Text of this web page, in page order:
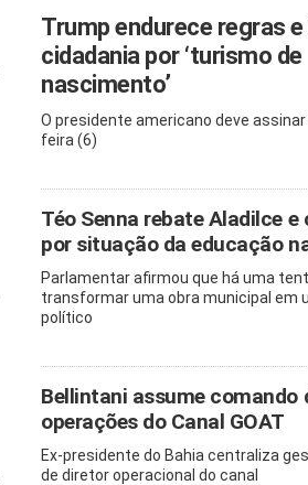
Trump endurece regras
cidadania por ‘turismo de
nascimento’
O presidente americano deve
feira (6)
Téo Senna rebate Aladilce e
por situação da educação
Parlamentar afirmou que há uma
transformar uma obra municipal em
político
Bellintani assume comando
operações do Canal GOAT
Ex-presidente do Bahia centraliza
de diretor operacional do canal